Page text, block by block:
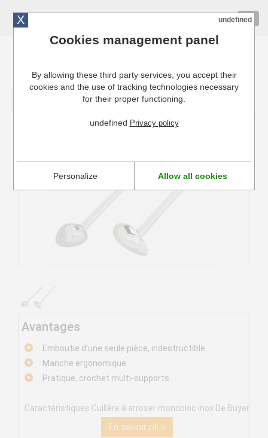
Cuisinresto: Ustensiles de cuisine pour professionnels
Avantages
Emboutie d'une seule pièce, indestructible.
Manche ergonomique.
Pratique, crochet multi-supports.
Caractéristiques Cuillère à arroser monobloc inox De Buyer
En savoir plus
X undefined
Cookies management panel
By allowing these third party services, you accept their
cookies and the use of tracking technologies necessary
for their proper functioning.
undefined Privacy policy
Personalize Allow all cookies